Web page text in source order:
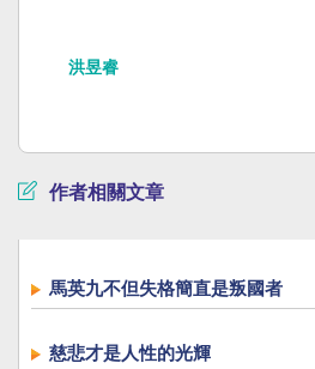
洪昱睿
作者相關文章
馬英九不但失格簡直是叛國者
慈悲才是人性的光輝